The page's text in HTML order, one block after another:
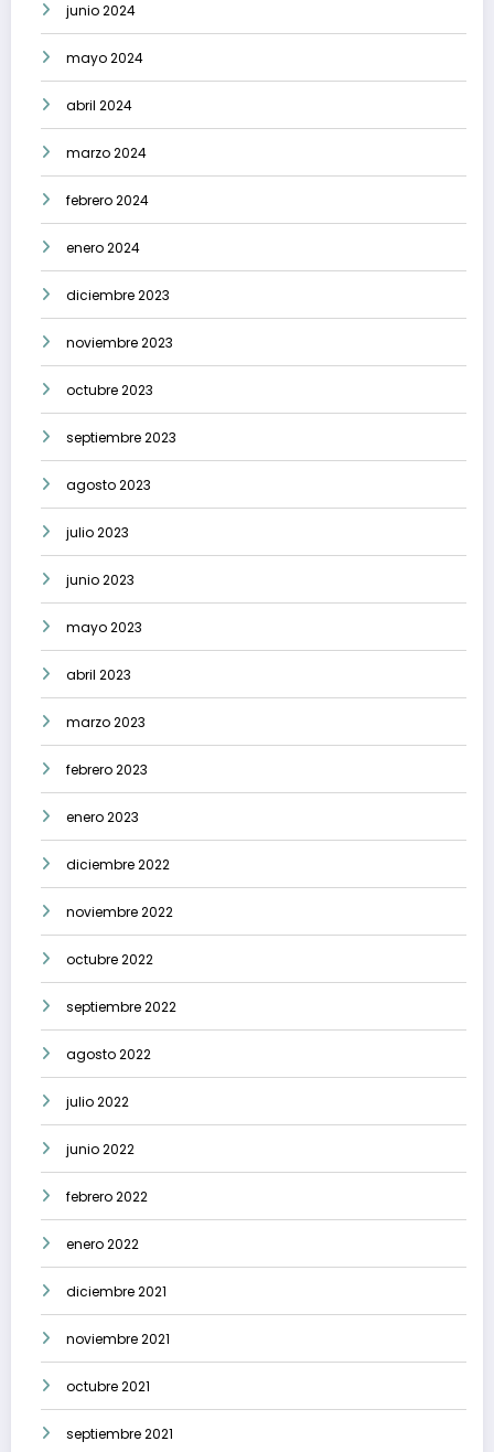
junio 2024
mayo 2024
abril 2024
marzo 2024
febrero 2024
enero 2024
diciembre 2023
noviembre 2023
octubre 2023
septiembre 2023
agosto 2023
julio 2023
junio 2023
mayo 2023
abril 2023
marzo 2023
febrero 2023
enero 2023
diciembre 2022
noviembre 2022
octubre 2022
septiembre 2022
agosto 2022
julio 2022
junio 2022
febrero 2022
enero 2022
diciembre 2021
noviembre 2021
octubre 2021
septiembre 2021